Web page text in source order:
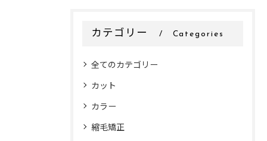
カテゴリー Categories
全てのカテゴリー
カット
カラー
縮毛矯正